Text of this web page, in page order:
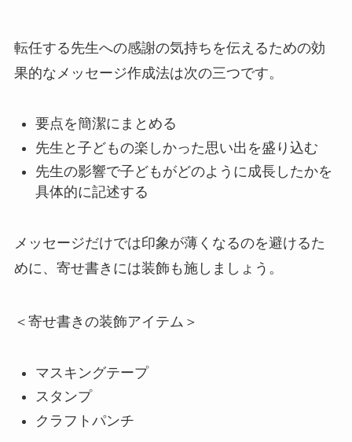
転任する先生への感謝の気持ちを伝えるための効
果的なメッセージ作成法は次の三つです。
要点を簡潔にまとめる
先生と子どもの楽しかった思い出を盛り込む
先生の影響で子どもがどのように成長したかを
具体的に記述する
メッセージだけでは印象が薄くなるのを避けるた
めに、寄せ書きには装飾も施しましょう。
＜寄せ書きの装飾アイテム＞
マスキングテープ
スタンプ
クラフトパンチ